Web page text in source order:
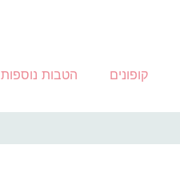
קופונים הטבות נוספות